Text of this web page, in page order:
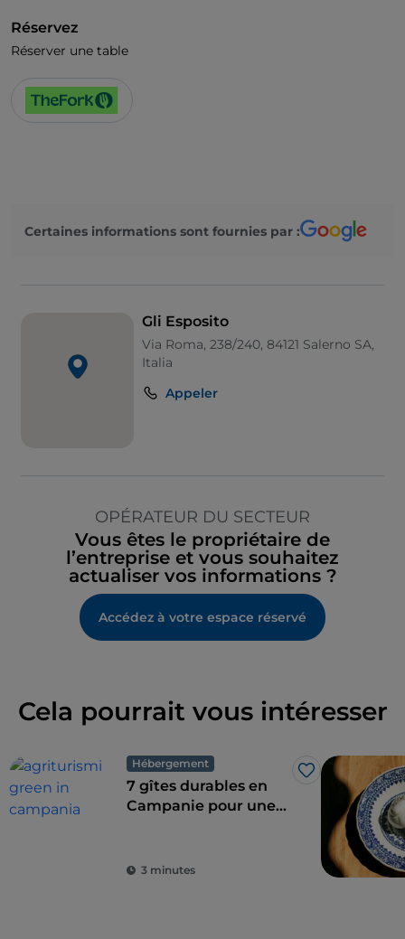
Réservez
Réserver une table
Certaines informations sont fournies par :
Gli Esposito
Via Roma, 238/240, 84121 Salerno SA,
Italia
Appeler
OPÉRATEUR DU SECTEUR
Vous êtes le propriétaire de
l’entreprise et vous souhaitez
actualiser vos informations ?
Accédez à votre espace réservé
Cela pourrait vous intéresser
Hébergement
J’aime
7 gîtes durables en
Campanie pour une
du goût
3 minutes